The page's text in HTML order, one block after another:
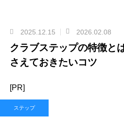
2025.12.15 2026.02.08
クラブステップの特徴と
さえておきたいコツ
[PR]
ステップ